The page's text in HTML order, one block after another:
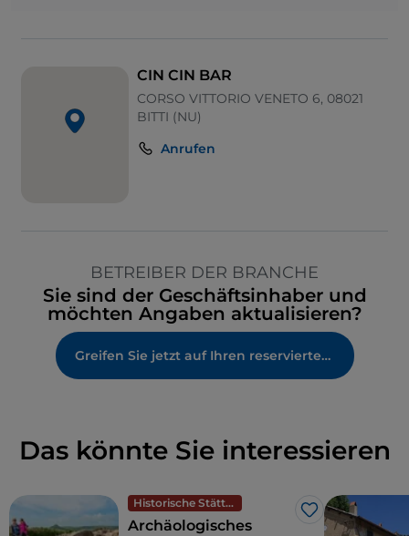
CIN CIN BAR
CORSO VITTORIO VENETO 6, 08021
BITTI (NU)
Anrufen
BETREIBER DER BRANCHE
Sie sind der Geschäftsinhaber und
möchten Angaben aktualisieren?
Greifen Sie jetzt auf Ihren reservierten Bereich zu
Das könnte Sie interessieren
Historische Stätten
Like
Archäologisches